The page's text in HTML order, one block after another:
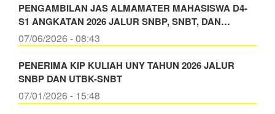
PENGAMBILAN JAS ALMAMATER MAHASISWA D4-
S1 ANGKATAN 2026 JALUR SNBP, SNBT, DAN…
07/06/2026 - 08:43
PENERIMA KIP KULIAH UNY TAHUN 2026 JALUR
SNBP DAN UTBK-SNBT
07/01/2026 - 15:48